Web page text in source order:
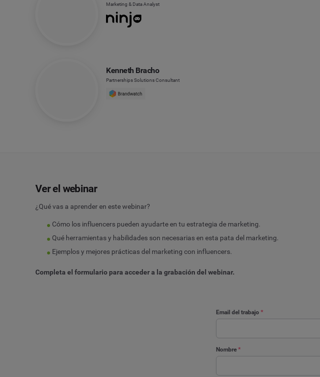
Marketing & Data Analyst
Kenneth Bracho
Partnerships Solutions Consultant
Email del trabajo *
Nombre *
Ver el webinar
¿Qué vas a aprender en este webinar?
Cómo los influencers pueden ayudarte en tu estrategia de marketing.
Qué herramientas y habilidades son necesarias en esta pata del marketing.
Ejemplos y mejores prácticas del marketing con influencers.
Completa el formulario para acceder a la grabación del webinar.